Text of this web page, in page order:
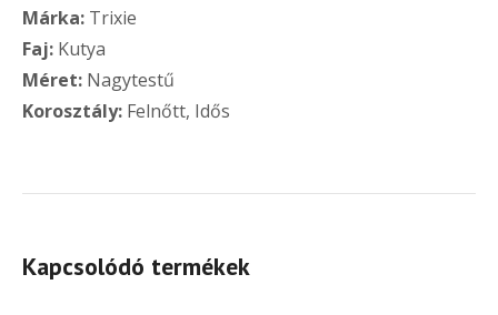
Márka: Trixie
Faj: Kutya
Méret: Nagytestű
Korosztály: Felnőtt, Idős
Kapcsolódó termékek